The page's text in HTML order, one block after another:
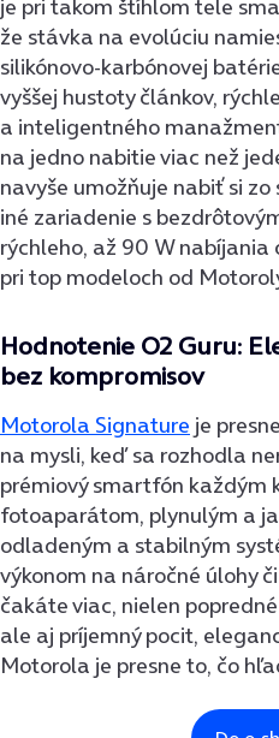
je pri takom štíhlom tele
že stávka na evolúciu
silikónovo-karbónovej
vyššej hustoty článkov,
a inteligentného
na jedno nabitie viac než
navyše umožňuje nabiť si
iné zariadenie s
rýchleho, až 90 W
pri top modeloch od
Hodnotenie O2 Guru:
bez kompromisov
Motorola Signature je
na mysli, keď sa rozhodla
prémiový smartfón každým
fotoaparátom, plynulým a
odladeným a stabilným
výkonom na náročné úlohy
čakáte viac, nielen
ale aj príjemný pocit,
Motorola je presne to, čo